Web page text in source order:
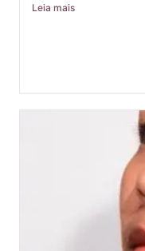
Leia mais